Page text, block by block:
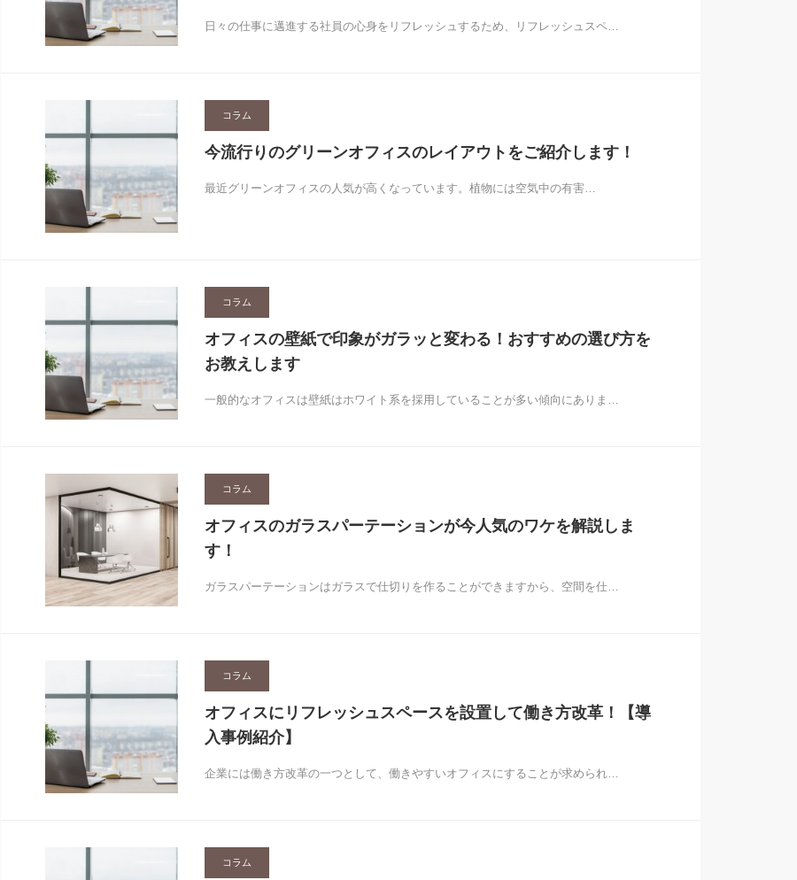
日々の仕事に邁進する社員の心身をリフレッシュするため、リフレッシュスペ…
コラム
今流行りのグリーンオフィスのレイアウトをご紹介します！
最近グリーンオフィスの人気が高くなっています。植物には空気中の有害…
コラム
オフィスの壁紙で印象がガラッと変わる！おすすめの選び方を
お教えします
一般的なオフィスは壁紙はホワイト系を採用していることが多い傾向にありま…
コラム
オフィスのガラスパーテーションが今人気のワケを解説しま
す！
ガラスパーテーションはガラスで仕切りを作ることができますから、空間を仕…
コラム
オフィスにリフレッシュスペースを設置して働き方改革！【導
入事例紹介】
企業には働き方改革の一つとして、働きやすいオフィスにすることが求められ…
コラム